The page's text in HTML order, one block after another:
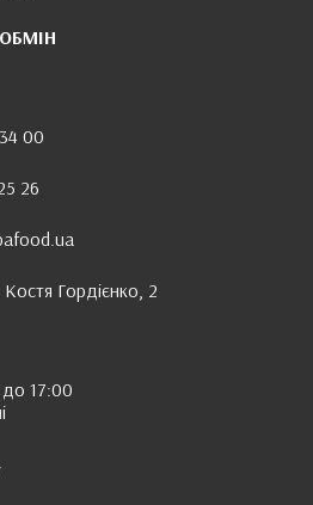
00
26
Гордієнко, 2
17:00